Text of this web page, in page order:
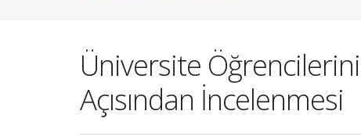
Üniversite
Açısından İncelenmesi